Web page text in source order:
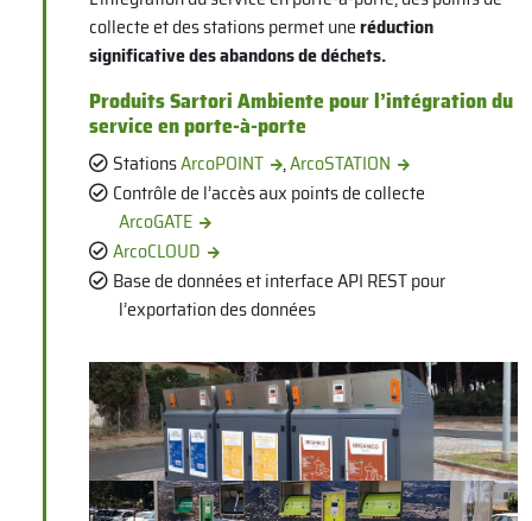
collecte et des stations permet uneréduction
significative des abandons de déchets.
Produits Sartori Ambiente pour l’intégration du
service en porte-à-porte
StationsArcoPOINT ,ArcoSTATION
Contrôle de l’accès aux points de collecte
ArcoGATE
ArcoCLOUD
Base de données et interface API REST pour
l’exportation des données